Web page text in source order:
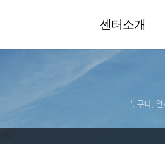
센터소개
누구나, 언